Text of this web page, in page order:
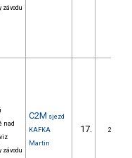
závodu
nad
závodu
C2M sjezd
KAFKA
Martin
17. 2/ZS